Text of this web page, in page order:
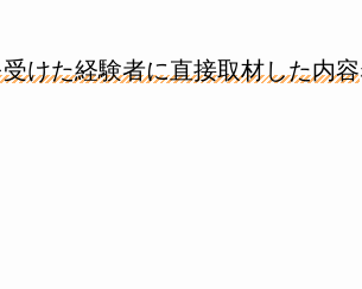
けた経験者に直接取材した内容